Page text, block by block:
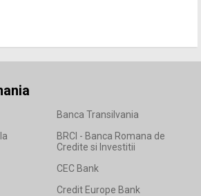
Banca Transilvania
BRCI - Banca Romana de
Credite si Investitii
CEC Bank
Credit Europe Bank